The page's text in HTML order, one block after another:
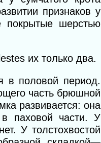
признаков у
покрытые шерстью
их только два.
в половой период.
часть брюшной
развивается: она
паховой части. У
У толстохвостой